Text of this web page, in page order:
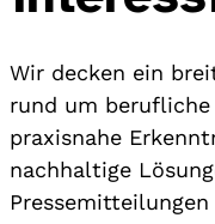
Wir decken ein
rund um berufliche
praxisnahe
nachhaltige